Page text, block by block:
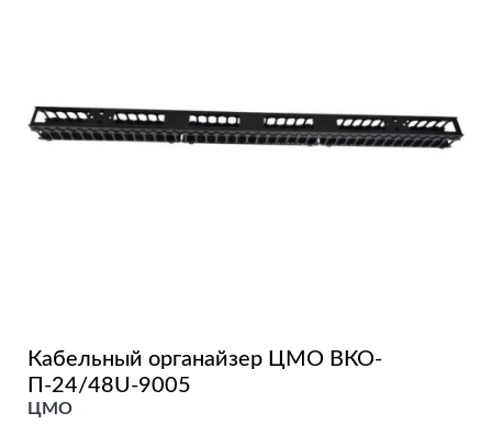
Кабельный органайзер ЦМО ВКО-
П-24/48U-9005
ЦМО